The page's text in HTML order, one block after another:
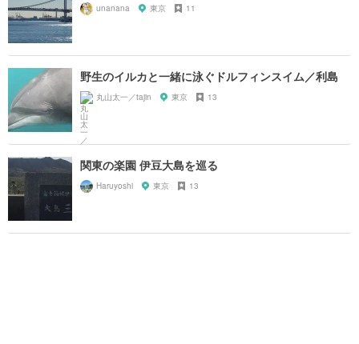
unanana 東京 11
野生のイルカと一緒に泳ぐドルフィンスイム／利島
丸山太一／tajin 東京 13
関東の楽園 伊豆大島を巡る
Haruyoshi 東京 13